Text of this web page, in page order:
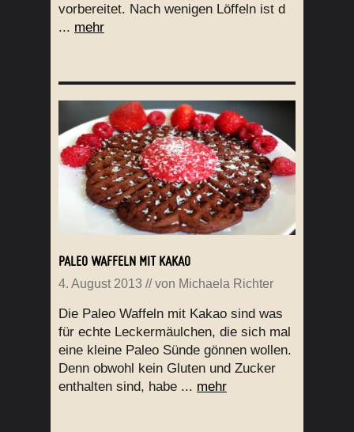
vorbereitet. Nach wenigen Löffeln ist d
... mehr
PALEO WAFFELN MIT KAKAO
4. August 2013 // von Michaela Richter
Die Paleo Waffeln mit Kakao sind was
für echte Leckermäulchen, die sich mal
eine kleine Paleo Sünde gönnen wollen.
Denn obwohl kein Gluten und Zucker
enthalten sind, habe ... mehr